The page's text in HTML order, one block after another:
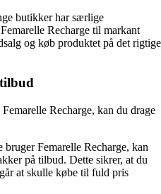
butikker har særlige
Recharge til markant
og køb produktet på det rigtige
Recharge, kan du drage
Femarelle Recharge, kan
på tilbud. Dette sikrer, at du
at skulle købe til fuld pris